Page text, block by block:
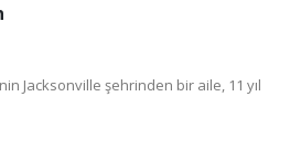
Jacksonville şehrinden bir aile, 11 yıl